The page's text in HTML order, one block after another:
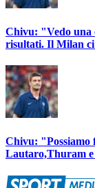
Chivu: "Vedo una
risultati. Il Milan ci
Chivu: "Possiamo
Lautaro,Thuram e